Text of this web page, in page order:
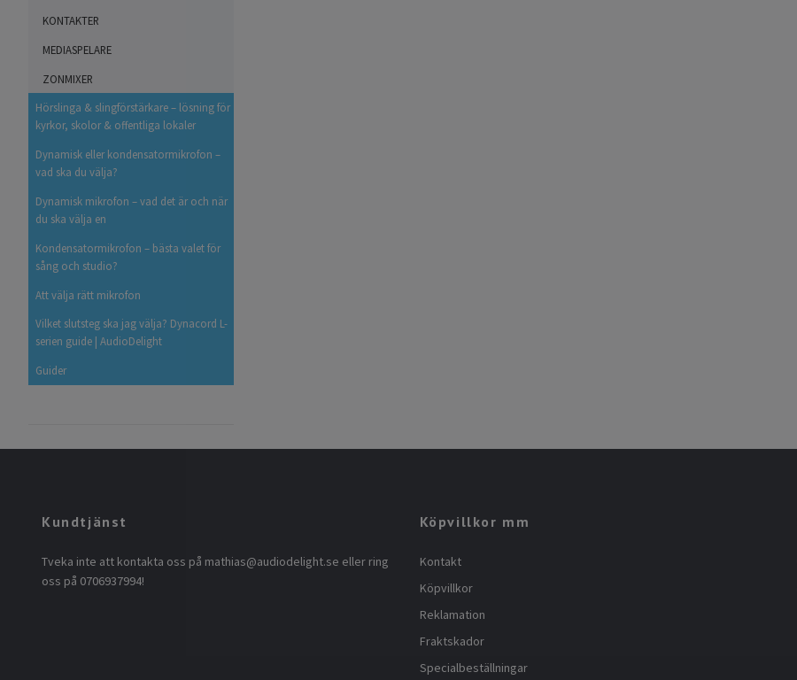
KONTAKTER
MEDIASPELARE
ZONMIXER
Hörslinga & slingförstärkare – lösning för
kyrkor, skolor & offentliga lokaler
Dynamisk eller kondensatormikrofon –
vad ska du välja?
Dynamisk mikrofon – vad det är och när
du ska välja en
Kondensatormikrofon – bästa valet för
sång och studio?
Att välja rätt mikrofon
Vilket slutsteg ska jag välja? Dynacord L-
serien guide | AudioDelight
Guider
Kundtjänst
Tveka inte att kontakta oss på mathias@audiodelight.se eller ring
oss på 0706937994!
Köpvillkor mm
Kontakt
Köpvillkor
Reklamation
Fraktskador
Specialbeställningar